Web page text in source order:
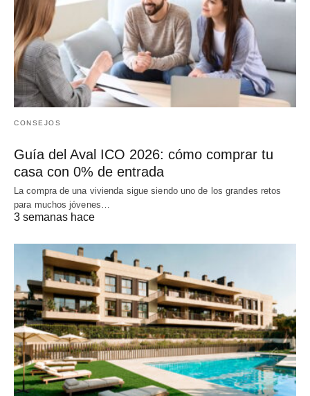
CONSEJOS
Guía del Aval ICO 2026: cómo comprar tu
casa con 0% de entrada
La compra de una vivienda sigue siendo uno de los grandes retos
para muchos jóvenes…
3 semanas hace